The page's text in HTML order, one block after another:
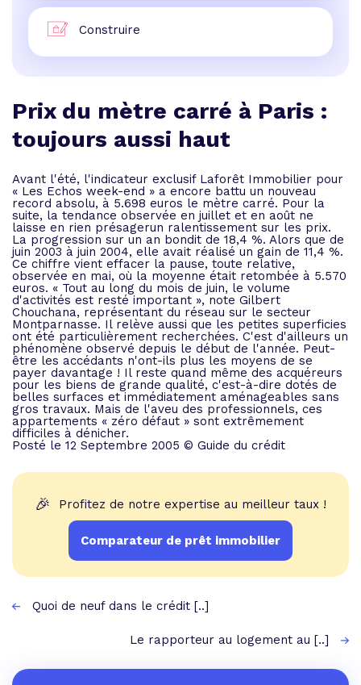
Construire
Prix du mètre carré à Paris :
toujours aussi haut
Avant l'été, l'indicateur exclusif Laforêt Immobilier pour
« Les Echos week-end » a encore battu un nouveau
record absolu, à 5.698 euros le mètre carré. Pour la
suite, la tendance observée en juillet et en août ne
laisse en rien présagerun ralentissement sur les prix.
La progression sur un an bondit de 18,4 %. Alors que de
juin 2003 à juin 2004, elle avait réalisé un gain de 11,4 %.
Ce chiffre vient effacer la pause, toute relative,
observée en mai, où la moyenne était retombée à 5.570
euros. « Tout au long du mois de juin, le volume
d'activités est resté important », note Gilbert
Chouchana, représentant du réseau sur le secteur
Montparnasse. Il relève aussi que les petites superficies
ont été particulièrement recherchées. C'est d'ailleurs un
phénomène observé depuis le début de l'année. Peut-
être les accédants n'ont-ils plus les moyens de se
payer davantage ! Il reste quand même des acquéreurs
pour les biens de grande qualité, c'est-à-dire dotés de
belles surfaces et immédiatement aménageables sans
gros travaux. Mais de l'aveu des professionnels, ces
appartements « zéro défaut » sont extrêmement
difficiles à dénicher.
Posté le 12 Septembre 2005 © Guide du crédit
🎉 Profitez de notre expertise au meilleur taux !
Comparateur de prêt immobilier
Quoi de neuf dans le crédit [..]
Le rapporteur au logement au [..]